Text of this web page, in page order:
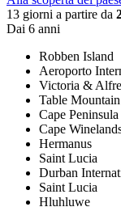
13 giorni a partire da
Dai 6 anni
Robben Island
Aeroporto
Victoria &
Table
Cape Peninsula
Cape
Hermanus
Saint Lucia
Durban
Saint Lucia
Hluhluwe